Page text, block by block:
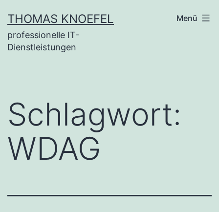
Inhalt
springen
THOMAS KNOEFEL
professionelle IT-
Dienstleistungen
Menü
Schlagwort:
WDAG